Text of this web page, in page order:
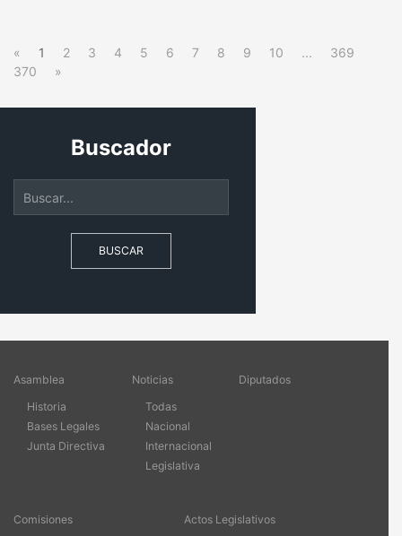
« 1 2 3 4 5 6 7 8 9 10 ...
369
370
»
Buscador
BUSCAR
Asamblea
Historia
Bases Legales
Junta Directiva
Noticias
Todas
Nacional
Internacional
Legislativa
Diputados
Comisiones
Actos Legislativos